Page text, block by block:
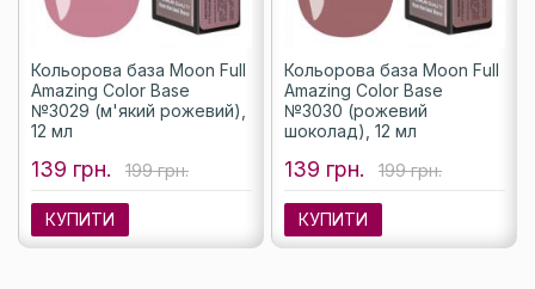
Кольорова база Moon Full
Amazing Color Base
№3029 (м'який рожевий),
12 мл
139 грн. 199 грн.
КУПИТИ
Кольорова база Moon Full
Amazing Color Base
№3030 (рожевий
шоколад), 12 мл
139 грн. 199 грн.
КУПИТИ